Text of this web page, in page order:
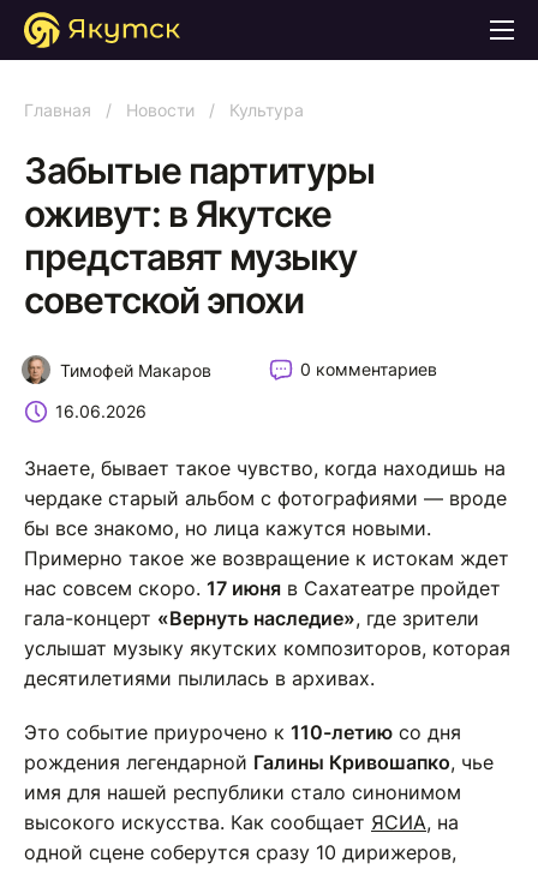
Главная / Новости / Культура
Забытые партитуры
оживут: в Якутске
представят музыку
советской эпохи
Тимофей Макаров 0 комментариев
16.06.2026
Знаете, бывает такое чувство, когда находишь на
чердаке старый альбом с фотографиями — вроде
бы все знакомо, но лица кажутся новыми.
Примерно такое же возвращение к истокам ждет
нас совсем скоро. 17 июня в Сахатеатре пройдет
гала-концерт «Вернуть наследие», где зрители
услышат музыку якутских композиторов, которая
десятилетиями пылилась в архивах.
Это событие приурочено к 110-летию со дня
рождения легендарной Галины Кривошапко, чье
имя для нашей республики стало синонимом
высокого искусства. Как сообщает ЯСИА, на
одной сцене соберутся сразу 10 дирижеров,